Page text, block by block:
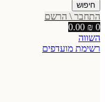
חיפוש
התחבר \ הרשם
0
0.00 ₪
השווה
רשימת מועדפים